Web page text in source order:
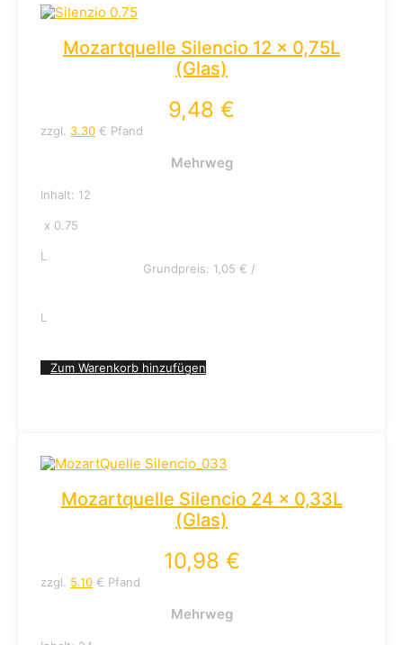
Mozartquelle Silencio 12 x 0,75L
(Glas)
9,48 €
zzgl. 3.30 € Pfand
Mehrweg
Inhalt: 12
x 0.75
L
Grundpreis: 1,05 € /
L
Zum Warenkorb hinzufügen
Mozartquelle Silencio 24 x 0,33L
(Glas)
10,98 €
zzgl. 5.10 € Pfand
Mehrweg